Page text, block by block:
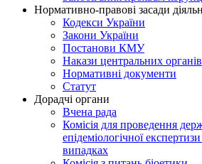
Нормативно-правові засади
Кодекси України
Закони України
Постанови КМУ
Накази центральних
Нормативні документи
Статут
Дорадчі органи
Вчена рада
Комісія для проведення
епідеміологічної
випадках